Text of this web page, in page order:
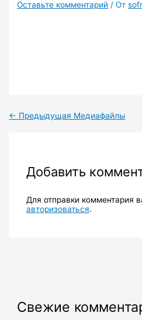
Оставьте комментарий / От
← Предыдущая Медиафайлы
Добавить
Для отправки комментария
авторизоваться.
Свежие